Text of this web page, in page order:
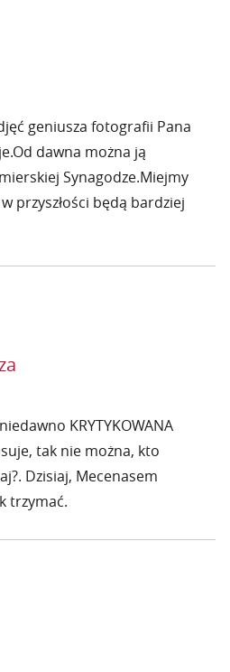
geniusza fotografii Pana
dawna można ją
Synagodze.Miejmy
przyszłości będą bardziej
KRYTYKOWANA
tak nie można, kto
Dzisiaj, Mecenasem
trzymać.